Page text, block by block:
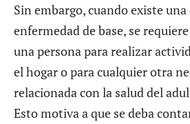
Sin embargo, cuando existe
enfermedad de base, se
una persona para realizar
el hogar o para cualquier otra
relacionada con la salud del
Esto motiva a que se deba